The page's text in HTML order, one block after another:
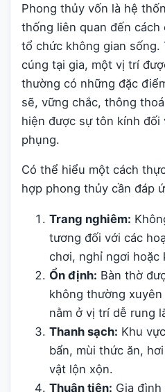
Phong thủy vốn là hệ
thống liên quan đến cách
tổ chức không gian sống.
cúng tại gia, một vị trí
thường có những đặc
sẽ, vững chắc, thông
hiện được sự tôn kính
phụng.
Có thể hiểu một cách
hợp phong thủy cần đáp
Trang nghiêm:
tương đối với các
chơi, nghỉ ngơi hoặc
Ổn định: Bàn thờ
không thường
nằm ở vị trí dễ rung
Thanh sạch: Khu
bẩn, mùi thức ăn,
vật lộn xộn.
Thuận tiện: Gia